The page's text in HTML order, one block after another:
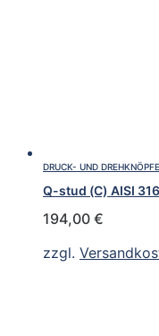
DRUCK- UND DREHKNÖPFE
Q-stud (C) AISI
194,00 €
zzgl.